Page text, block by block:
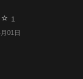
1
01日